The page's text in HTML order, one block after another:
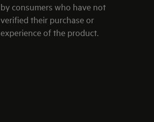
by consumers who have not
verified their purchase or
experience of the product.